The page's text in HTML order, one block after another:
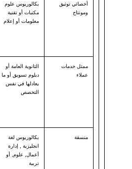
أخصائي توثيق
ومونتاج
بكالوريوس علوم
مكتبات أو تقنية
معلومات أو إعلام
ممثل خدمات
عملاء
الثانوية العامة أو
دبلوم تسويق أو ما
يعادلها في نفس
التخصص
منسقة
بكالوريوس لغة
انجليزية , إدارة
أعمال, علوم, أو
تربية